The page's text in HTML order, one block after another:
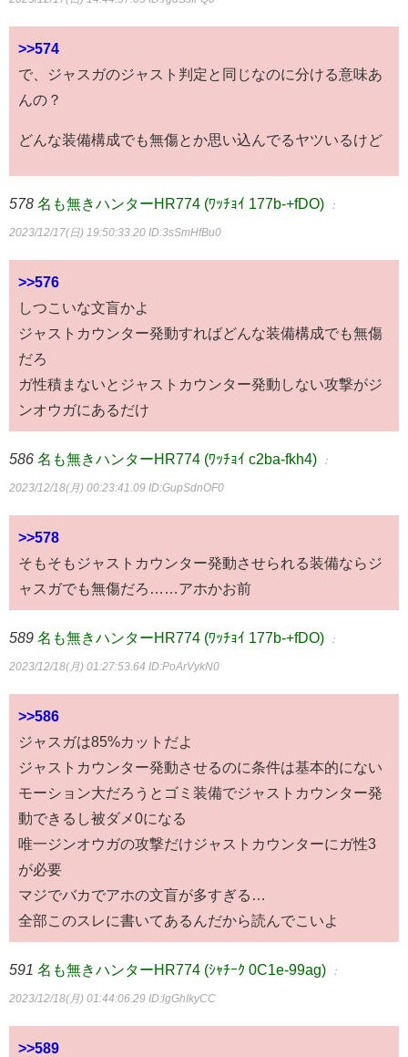
>>574
で、ジャスガのジャスト判定と同じなのに分ける意味あ
んの？
どんな装備構成でも無傷とか思い込んでるヤツいるけど
578 名も無きハンターHR774 (ﾜｯﾁｮｲ 177b-+fDO) ：
2023/12/17(日) 19:50:33.20 ID:3sSmHfBu0
>>576
しつこいな文盲かよ
ジャストカウンター発動すればどんな装備構成でも無傷
だろ
ガ性積まないとジャストカウンター発動しない攻撃がジ
ンオウガにあるだけ
586 名も無きハンターHR774 (ﾜｯﾁｮｲ c2ba-fkh4) ：
2023/12/18(月) 00:23:41.09 ID:GupSdnOF0
>>578
そもそもジャストカウンター発動させられる装備ならジ
ャスガでも無傷だろ……アホかお前
589 名も無きハンターHR774 (ﾜｯﾁｮｲ 177b-+fDO) ：
2023/12/18(月) 01:27:53.64 ID:PoArVykN0
>>586
ジャスガは85%カットだよ
ジャストカウンター発動させるのに条件は基本的にない
モーション大だろうとゴミ装備でジャストカウンター発
動できるし被ダメ0になる
唯一ジンオウガの攻撃だけジャストカウンターにガ性3
が必要
マジでバカでアホの文盲が多すぎる…
全部このスレに書いてあるんだから読んでこいよ
591 名も無きハンターHR774 (ｼｬﾁｰｸ 0C1e-99ag) ：
2023/12/18(月) 01:44:06.29 ID:lgGhIkyCC
>>589